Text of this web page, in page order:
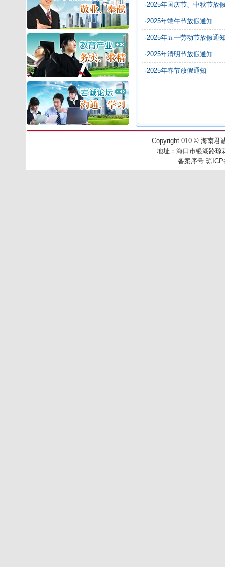
·2025年国庆节、中秋节放
·2025年端午节放假通知
·2025年五一劳动节放假通
·2025年清明节放假通知
·2025年春节放假通知
Copyright 010 © 海南君
地址： 海口市银湖路
备案序号:琼ICP